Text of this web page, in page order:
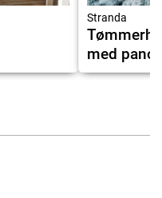
Stranda
med